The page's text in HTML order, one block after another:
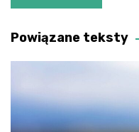
wpisu
Powiązane teksty